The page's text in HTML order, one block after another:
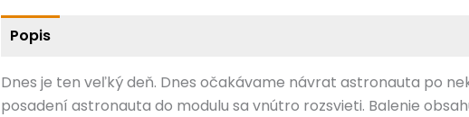
Popis
Dnes je ten veľký deň. Dnes očakávame návrat astronauta po
posadení astronauta do modulu sa vnútro rozsvieti. Balenie